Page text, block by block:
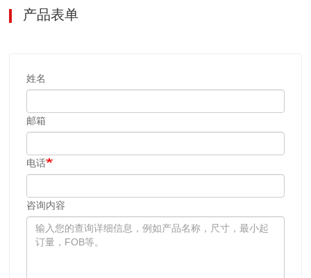
产品表单
姓名
邮箱
电话
咨询内容